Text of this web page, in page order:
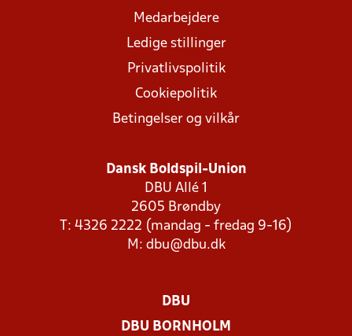
Medarbejdere
Ledige stillinger
Privatlivspolitik
Cookiepolitik
Betingelser og vilkår
Dansk Boldspil-Union
DBU Allé 1
2605 Brøndby
T: 4326 2222 (mandag - fredag 9-16)
M: dbu@dbu.dk
DBU
DBU BORNHOLM